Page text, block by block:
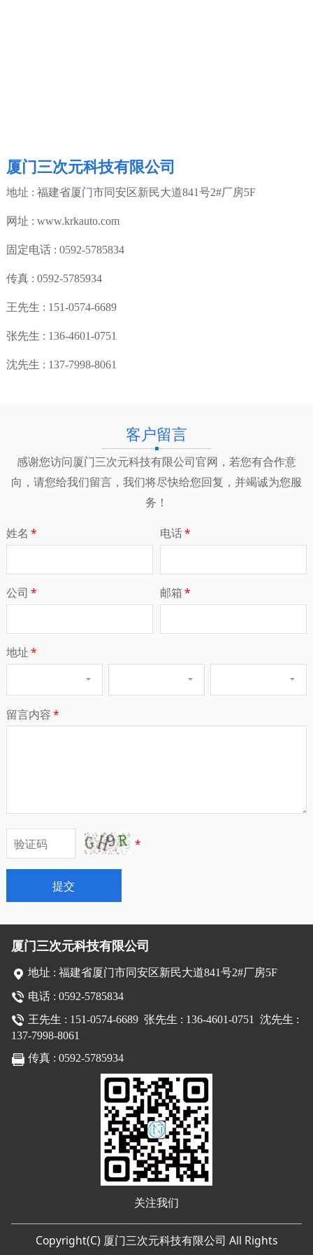
厦门三次元科技有限公司
地址 : 福建省厦门市同安区新民大道841号2#厂房5F
网址 : www.krkauto.com
固定电话 : 0592-5785834
传真 : 0592-5785934
王先生 : 151-0574-6689
张先生 : 136-4601-0751
沈先生 : 137-7998-8061
客户留言
感谢您访问厦门三次元科技有限公司官网，若您有合作意
向，请您给我们留言，我们将尽快给您回复，并竭诚为您服
务！
姓名 * 电话*
公司 * 邮箱*
地址*
留言内容*
*
提交
厦门三次元科技有限公司
地址 : 福建省厦门市同安区新民大道841号2#厂房5F
电话 : 0592-5785834
王先生 : 151-0574-6689 张先生 : 136-4601-0751 沈先生 :
137-7998-8061
传真 : 0592-5785934
关注我们
Copyright(C) 厦门三次元科技有限公司 All Rights